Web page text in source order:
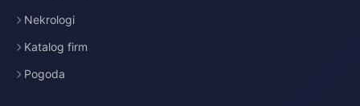
Nekrologi
Katalog firm
Pogoda